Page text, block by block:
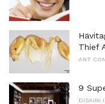
Thief
ANT
9
DISAINI